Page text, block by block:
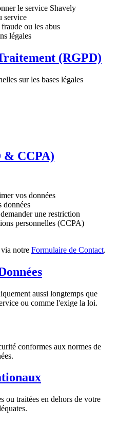
le service Shavely
service
ou les abus
légales
(RGPD)
sur les bases légales
& CCPA)
vos données
données
une restriction
personnelles (CCPA)
notre Formulaire de Contact.
aussi longtemps que
ou comme l'exige la loi.
conformes aux normes de
ou traitées en dehors de votre